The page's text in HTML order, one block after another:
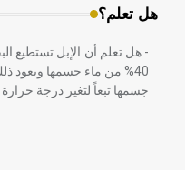
هل تعلم؟
- هل تعلم أن الإبل تستطيع
40% من ماء جسمها ويعود
جسمها تبعاً لتغير درجة حرارة